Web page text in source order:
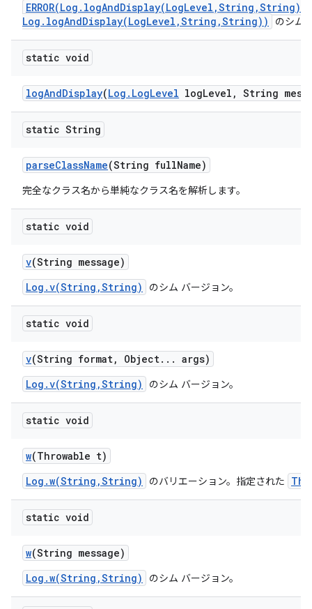
Log.logAndDisplay(LogLevel,String,String))
のシム
static void
logAndDisplay(Log . LogLevel logLevel , String
static String
parseClassName(String fullName)
完全なクラス名から単純なクラス名を解析します。
static void
v(String message)
Log.v(String,String)
のシム バージョン。
static void
v(String format, Object. . . args)
Log.v(String,String)
のシム バージョン。
static void
w(Throwable t)
Log.w(String,String)
のバリエーション。指定された
static void
w(String message)
Log.w(String,String)
のシム バージョン。